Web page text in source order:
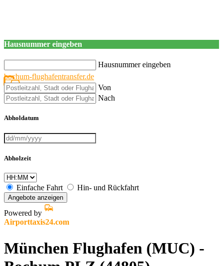
Hausnummer eingeben
Hausnummer eingeben
bochum-flughafentransfer.de
Von
Nach
Abholdatum
Abholzeit
Einfache Fahrt Hin- und Rückfahrt
Angebote anzeigen
Powered by
Airporttaxis24.com
München Flughafen (MUC) -